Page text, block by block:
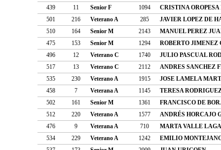
439
11 Senior F 1094
CRISTINA
501
216 Veterano A 285
JAVIER LOPEZ DE
510
164 Senior M 2143
MANUEL PEREZ
475
153 Senior M 1294
ROBERTO JIMENEZ
496
12 Veterano C 1740
JULIO PASCUAL
517
13 Veterano C 2112
ANDRES SANCHEZ
535
230 Veterano A 1915
JOSE LAMELA
458
7 Veterana A 1145
TERESA
502
161 Senior M 1361
FRANCISCO DE
512
220 Veterano A 1577
ANDRÉS HORCAJO
476
9 Veterana A 710
MARTA VALLE
534
229 Veterano A 1242
EMILIO